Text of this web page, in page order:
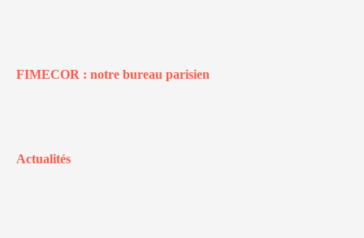
FIMECOR : notre bureau parisien
Actualités